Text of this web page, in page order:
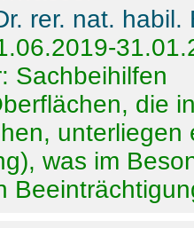
rer. nat.
Sachbeihilfen
die
was im